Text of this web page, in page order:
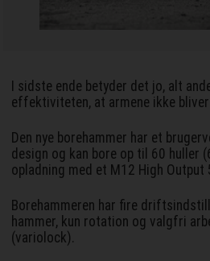
I sidste ende betyder det jo, alt
effektiviteten, at armene ikke
Den nye borehammer har et
design og kan bore op til 60 huller
opladning med et M12 High Output
Borehammeren har fire
hammer, kun rotation og valgfri
(variolock).